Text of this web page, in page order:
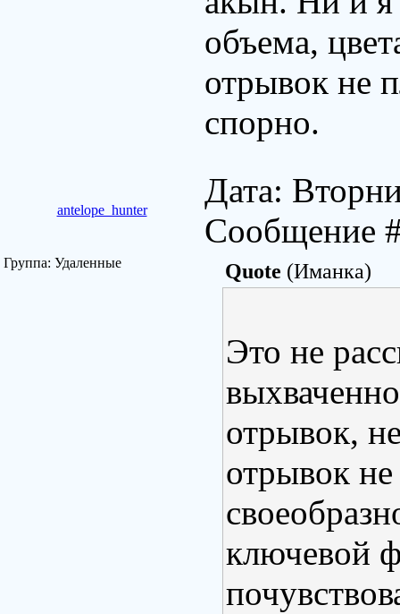
объема,
отрывок не
спорно.
antelope_hunter
Дата:
Сообщение
Группа: Удаленные Quote (Иманка)
Это не
отрывок,
отрывок
ключевой